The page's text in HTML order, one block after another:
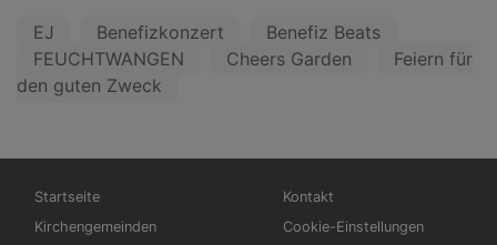
EJ Benefizkonzert
Benefiz Beats
FEUCHTWANGEN
Cheers Garden
Feiern für
den guten Zweck
Hauptnavigation
Startseite
Kirchengemeinden
Fußbereichsmenü
Kontakt
Cookie-Einstellungen